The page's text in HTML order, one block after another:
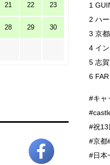
1
2 ハ
3 京
4 イ
5 志
6
#キャ
#祝13
#京都
#日本
21 22 23
28 29 30